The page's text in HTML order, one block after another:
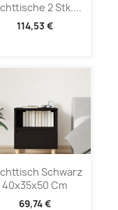
2 Stk....
114,53 €
Schwarz
40x35x50 Cm
69,74 €